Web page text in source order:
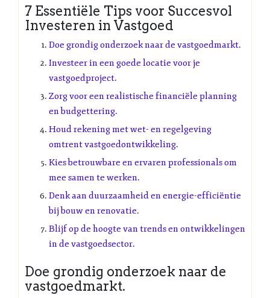
7 Essentiële Tips voor Succesvol
Investeren in Vastgoed
Doe grondig onderzoek naar de vastgoedmarkt.
Investeer in een goede locatie voor je
vastgoedproject.
Zorg voor een realistische financiële planning
en budgettering.
Houd rekening met wet- en regelgeving
omtrent vastgoedontwikkeling.
Kies betrouwbare en ervaren professionals om
mee samen te werken.
Denk aan duurzaamheid en energie-efficiëntie
bij bouw en renovatie.
Blijf op de hoogte van trends en ontwikkelingen
in de vastgoedsector.
Doe grondig onderzoek naar de
vastgoedmarkt.